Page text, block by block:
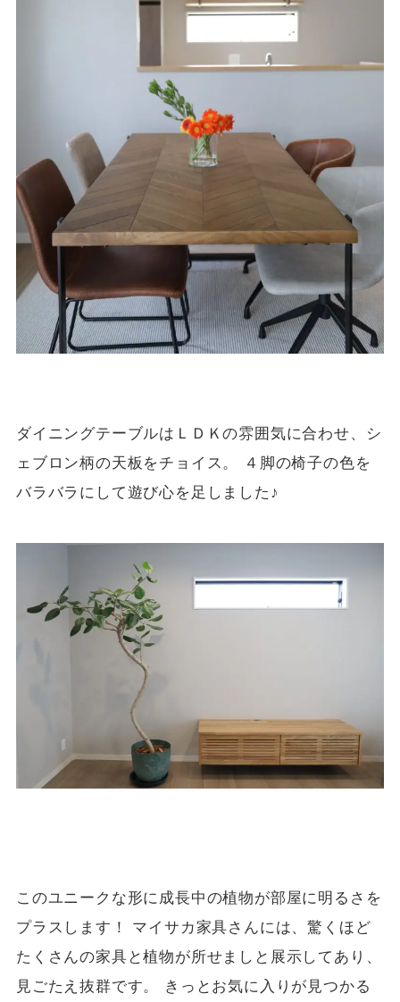
ダイニングテーブルはＬＤＫの雰囲気に合わせ、シ
ェブロン柄の天板をチョイス。 ４脚の椅子の色を
バラバラにして遊び心を足しました♪
このユニークな形に成長中の植物が部屋に明るさを
プラスします！ マイサカ家具さんには、驚くほど
たくさんの家具と植物が所せましと展示してあり、
見ごたえ抜群です。 きっとお気に入りが見つかる